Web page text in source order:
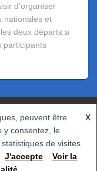
d’organiser
nationales et
deux départs a
participants
peuvent être
y consentez, le
de visites
X
J'accepte
Voir la